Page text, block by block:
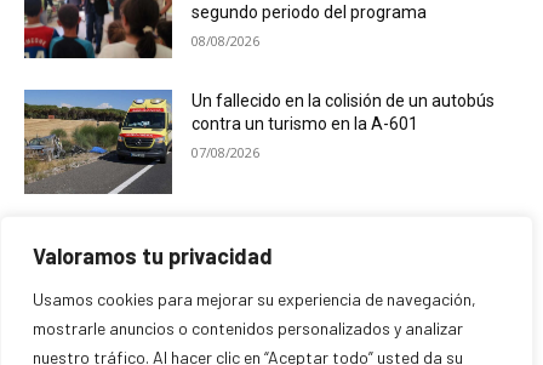
Valoramos tu privacidad
Usamos cookies para mejorar su experiencia de navegación,
mostrarle anuncios o contenidos personalizados y analizar
nuestro tráfico. Al hacer clic en “Aceptar todo” usted da su
segundo periodo del programa
08/08/2026
Un fallecido en la colisión de un autobús
contra un turismo en la A-601
07/08/2026
las mejores fotografías de sus fiestas